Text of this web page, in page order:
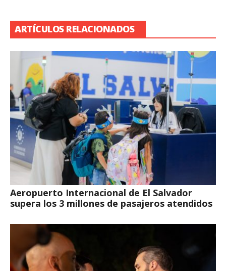
ARTÍCULOS RELACIONADOS
Aeropuerto Internacional de El Salvador
supera los 3 millones de pasajeros atendidos